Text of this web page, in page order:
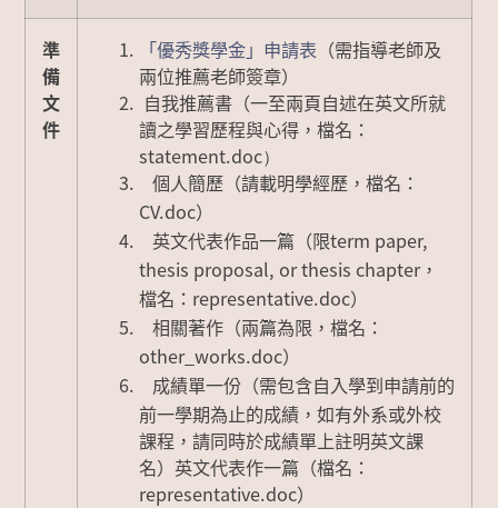
準
備
文
件
「優秀獎學金」申請表 （需指導老師及
兩位推薦老師簽章）
自我推薦書（一至兩頁自述在英文所就
讀之學習歷程與心得，檔名：
statement.doc）
個人簡歷（請載明學經歷，檔名：
CV.doc）
英文代表作品一篇（限term paper,
thesis proposal, or thesis chapter，
檔名： representative.doc）
相關著作（兩篇為限，檔名：
other_works.doc）
成績單一份（需包含自入學到申請前的
前一學期為止的成績，如有外系或外校
課程，請同時於成績單上註明英文課
名）英文代表作一篇（檔名：
representative.doc）